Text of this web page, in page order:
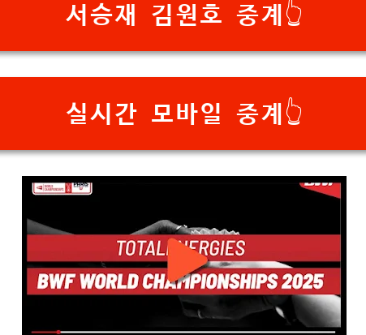
서승재 김원호 중계👆
실시간 모바일 중계👆